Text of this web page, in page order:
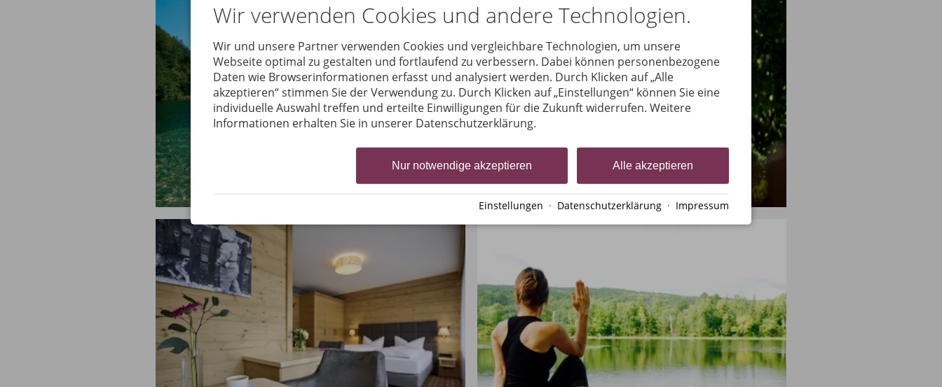
Wir verwenden Cookies und andere Technologien.
Wir und unsere Partner verwenden Cookies und vergleichbare Technologien, um unsere
Webseite optimal zu gestalten und fortlaufend zu verbessern. Dabei können personenbezogene
Daten wie Browserinformationen erfasst und analysiert werden. Durch Klicken auf „Alle
akzeptieren“ stimmen Sie der Verwendung zu. Durch Klicken auf „Einstellungen“ können Sie eine
individuelle Auswahl treffen und erteilte Einwilligungen für die Zukunft widerrufen. Weitere
Informationen erhalten Sie in unserer Datenschutzerklärung.
Alle akzeptieren
Nur notwendige akzeptieren
Einstellungen · Datenschutzerklärung · Impressum